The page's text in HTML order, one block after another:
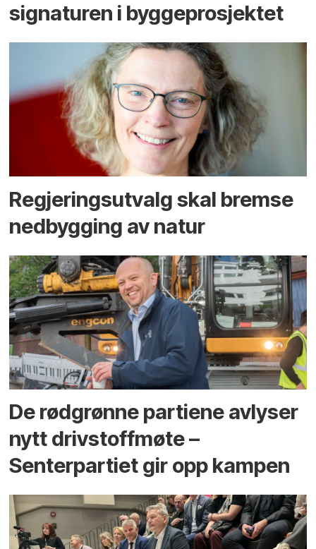
signaturen i bygge­­prosjektet
Regjerings­utvalg skal bremse
ned­bygging av natur
De rødgrønne partiene avlyser
nytt drivstoffmøte –
Senterpartiet gir opp kampen